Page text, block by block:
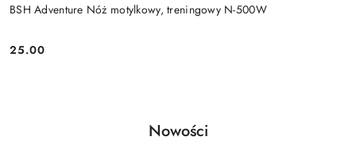
BSH Adventure Nóż motylkowy, treningowy N-500W
Cena:
25.00
Pomiń karuzelę produktów
Produkty
Nowości